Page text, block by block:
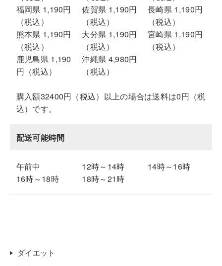
福岡県 1,190円
（税込）
佐賀県 1,190円
（税込）
長崎県 1,190円
（税込）
熊本県 1,190円
（税込）
大分県 1,190円
（税込）
宮崎県 1,190円
（税込）
鹿児島県 1,190
円（税込）
沖縄県 4,980円
（税込）
購入額32400円（税込）以上の場合は送料は0円（税
込）です。
配送可能時間
午前中 12時～14時
14時～16時
16時～18時
18時～21時
ダイエット